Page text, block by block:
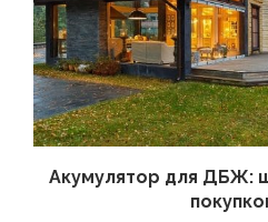
Акумулятор для ДБЖ: